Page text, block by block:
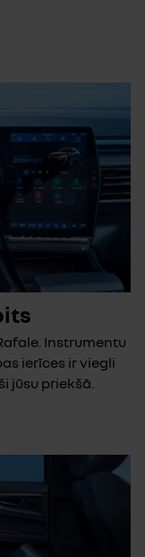
Instrumentu
ierīces ir viegli
jūsu priekšā.